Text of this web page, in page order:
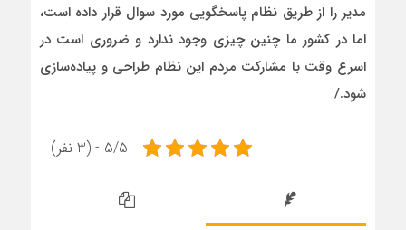
مدیر را از طریق نظام پاسخگویی مورد سوال قرار داده است،
اما در کشور ما چنین چیزی وجود ندارد و ضروری است در
اسرع وقت با مشارکت مردم این نظام طراحی و پیاده‌سازی
شود./
5/5 - (3 نفر)